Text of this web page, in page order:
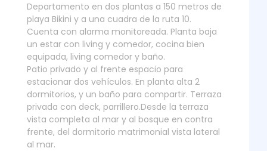
Departamento en dos plantas a 150 metros de
playa Bikini y a una cuadra de la ruta 10.
Cuenta con alarma monitoreada. Planta baja
un estar con living y comedor, cocina bien
equipada, living comedor y baño.
Patio privado y al frente espacio para
estacionar dos vehículos. En planta alta 2
dormitorios, y un baño para compartir. Terraza
privada con deck, parrillero.Desde la terraza
vista completa al mar y al bosque en contra
frente, del dormitorio matrimonial vista lateral
al mar.